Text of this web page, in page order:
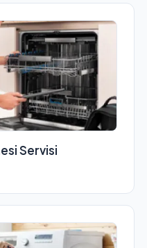
Servisi